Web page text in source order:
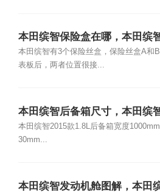
本田缤智保险盒在哪，本田缤
丝盒图解
本田缤智有3个保险丝盒，保险丝盒A和
表板后，两者位置很接...
本田缤智后备箱尺寸，本田缤
箱怎么开
本田缤智2015款1.8L后备箱宽度
30mm...
本田缤智发动机舱图解，本田